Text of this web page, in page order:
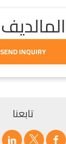
SEND INQUIRY
تابعنا